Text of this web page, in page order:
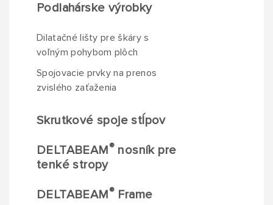
Podlahárske výrobky
Dilatačné lišty pre škáry s
voľným pohybom plôch
Spojovacie prvky na prenos
zvislého zaťaženia
Skrutkové spoje stĺpov
DELTABEAM® nosník pre
tenké stropy
DELTABEAM® Frame